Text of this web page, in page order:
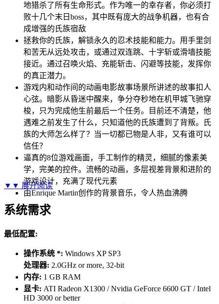
地猎杀了所有生命形式。作为唯一的幸存者，你必须打
败十几个末日boss，其中既有庞大的战争机器，也有合
成增强的氏族宿敌
拯救你的氏族，解锁永久的忍术技能和能力。用手里剑
和苦无从远处攻击，或通过双连跳、十字斩或滑墙技能
接近。通过召唤火焰、充能斩击、闪避等技能，发挥你
的真正潜力。
游戏内和动作间的动画电影故事场景所讲述的故事扣人
心弦。暗影从昏迷中醒来，争分夺秒地在机甲城飞驰穿
梭，只为完成他生前最后一个任务。目前还不清楚，他
遇难之前发生了什么，只知道他的氏族遭到了背叛。氏
族的大师怎么样了？当一切都已物是人非，又有谁可以
信任？
逼真的8位游戏画面，手工制作的精灵，细腻的像素美
学，完美的控件。流畅的动画，多层视差背景和进阶的
游戏设计，充满了现代元素
由Enrique Martin创作的背景音乐，令人热血沸腾
▼▼ 展开阅读
系统需求
最低配置:
操作系统 *: Windows XP SP3
处理器: 2.0GHz or more, 32-bit
内存: 1 GB RAM
显卡: ATI Radeon X1300 / Nvidia GeForce 6600 GT / Intel
HD 3000 or better